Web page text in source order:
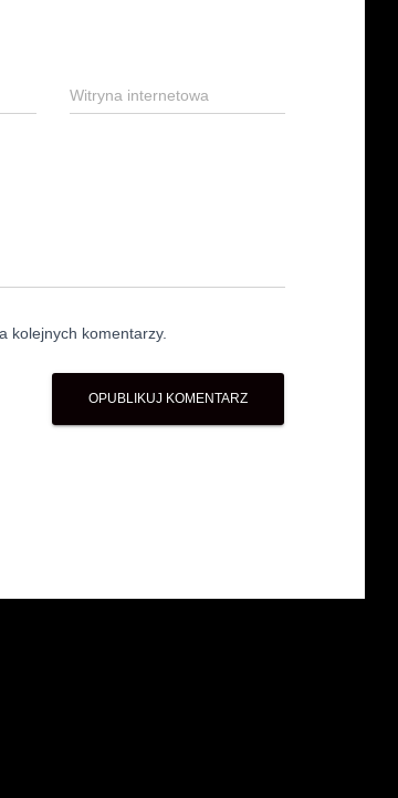
Witryna internetowa
kolejnych komentarzy.